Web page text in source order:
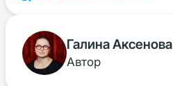
Галина Аксенова
Автор